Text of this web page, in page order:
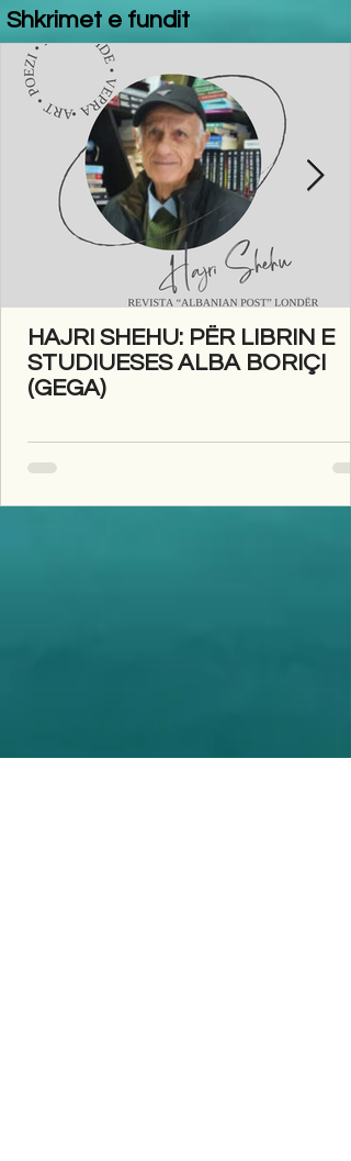
Shkrimet e fundit
HAJRI SHEHU: PËR LIBRIN E
STUDIUESES ALBA BORIÇI
(GEGA)